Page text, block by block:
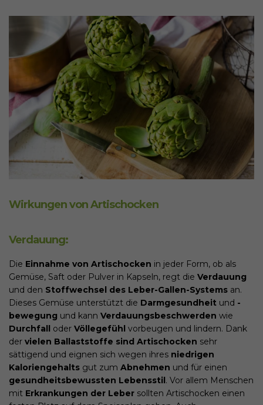
Wirkungen von Artischocken
Verdauung:
Die Einnahme von Artischocken in jeder Form, ob als
Gemüse, Saft oder Pulver in Kapseln, regt die Verdauung
und den Stoffwechsel des Leber-Gallen-Systems an.
Dieses Gemüse unterstützt die Darmgesundheit und -
bewegung und kann Verdauungsbeschwerden wie
Durchfall oder Völlegefühl vorbeugen und lindern. Dank
der vielen Ballaststoffe sind Artischocken sehr
sättigend und eignen sich wegen ihres niedrigen
Kaloriengehalts gut zum Abnehmen und für einen
gesundheitsbewussten Lebensstil. Vor allem Menschen
mit Erkrankungen der Leber sollten Artischocken einen